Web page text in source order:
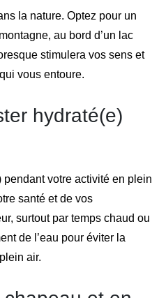
la nature. Optez pour un
au bord d’un lac
stimulera vos sens et
vous entoure.
hydraté(e)
pendant votre activité en plein
santé et de vos
surtout par temps chaud ou
de l’eau pour éviter la
air.